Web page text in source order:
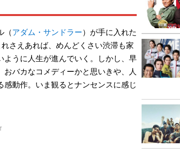
（アダム・サンドラー）が手に入れた
さえあれば、めんどくさい渋滞も家
うに人生が進んでいく。しかし、早
バカなコメディーかと思いきや、人
動作。いま観るとナンセンスに感じ